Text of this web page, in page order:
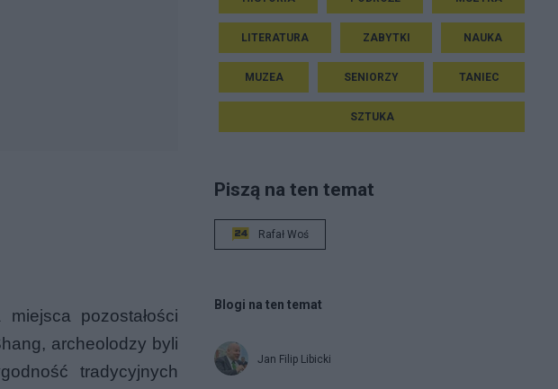
pozostałości
archeolodzy byli
tradycyjnych
LITERATURA ZABYTKI NAUKA
MUZEA SENIORZY TANIEC
SZTUKA
Piszą na ten temat
Rafał Woś
Blogi na ten temat
Jan Filip Libicki